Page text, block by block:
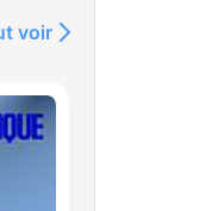
voir